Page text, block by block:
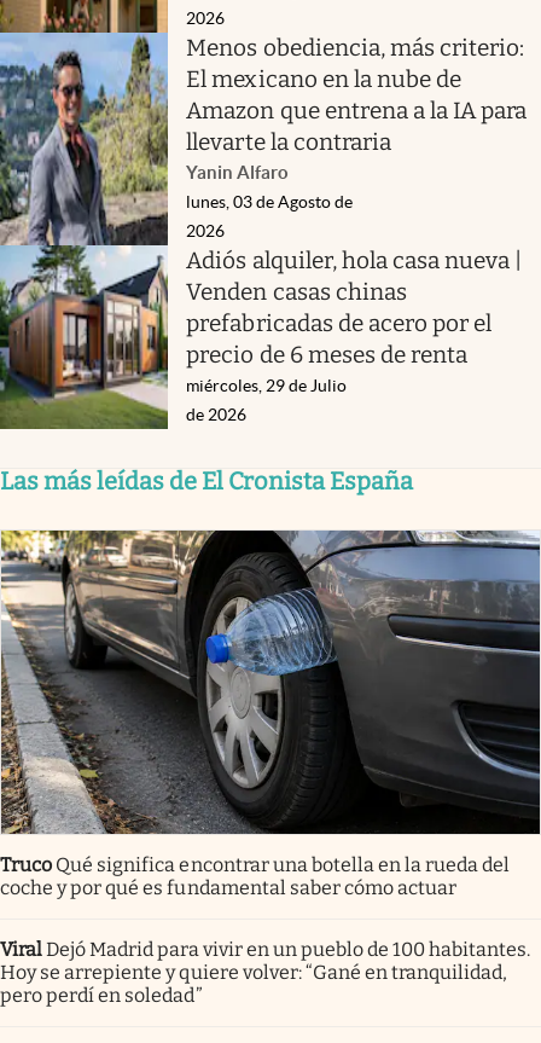
2026
Menos obediencia, más criterio:
El mexicano en la nube de
Amazon que entrena a la IA para
llevarte la contraria
Yanin Alfaro
lunes, 03 de Agosto de
2026
Adiós alquiler, hola casa nueva |
Venden casas chinas
prefabricadas de acero por el
precio de 6 meses de renta
miércoles, 29 de Julio
de 2026
Las más leídas de El Cronista España
Truco Qué significa encontrar una botella en la rueda del
coche y por qué es fundamental saber cómo actuar
ViralDejó Madrid para vivir en un pueblo de 100 habitantes.
Hoy se arrepiente y quiere volver: “Gané en tranquilidad,
pero perdí en soledad”